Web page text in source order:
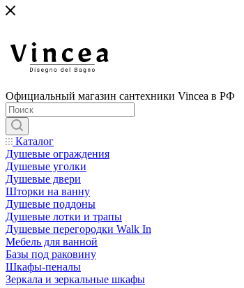
Официальный магазин сантехники Vincea в РФ
Каталог
Душевые ограждения
Душевые уголки
Душевые двери
Шторки на ванну
Душевые поддоны
Душевые лотки и трапы
Душевые перегородки Walk In
Мебель для ванной
Базы под раковину
Шкафы-пеналы
Зеркала и зеркальные шкафы